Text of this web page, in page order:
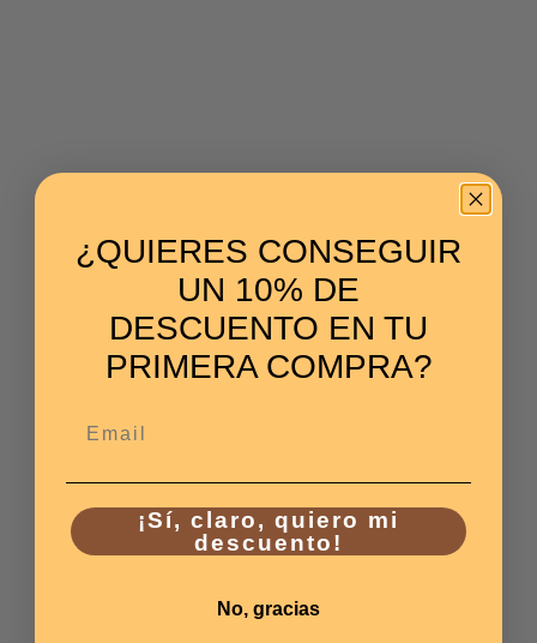
¿QUIERES CONSEGUIR
UN 10% DE
DESCUENTO EN TU
PRIMERA COMPRA?
¡Sí, claro, quiero mi
descuento!
No, gracias